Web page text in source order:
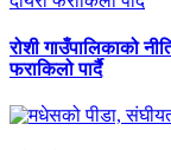
रोशी गाउँपालिकाको
फराकिलो पार्दै